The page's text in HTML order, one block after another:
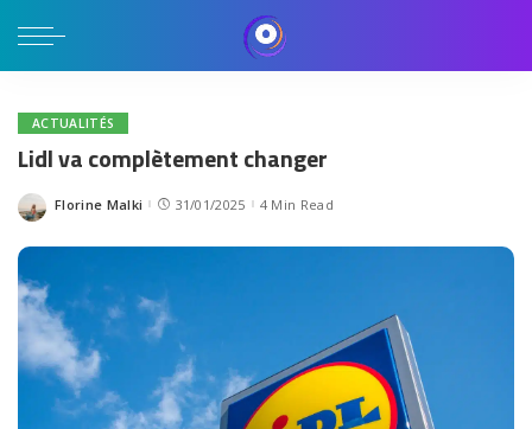
ACTUALITÉS
Lidl va complètement changer
Posted
Florine Malki 31/01/2025 4 Min Read